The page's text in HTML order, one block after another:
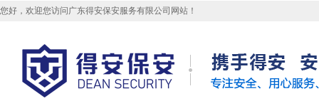
您好，欢迎您访问广东得安保安服务有限公司网站！